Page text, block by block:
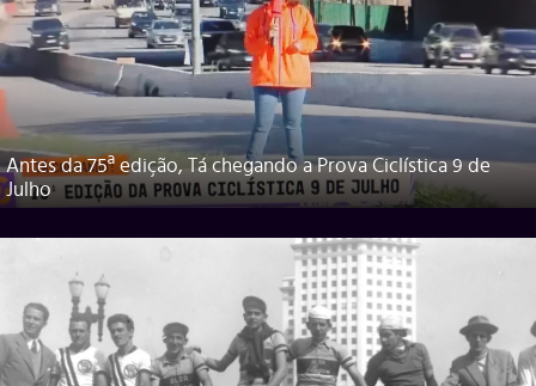
Antes da 75ª edição, Tá chegando a Prova Ciclística 9 de
Julho